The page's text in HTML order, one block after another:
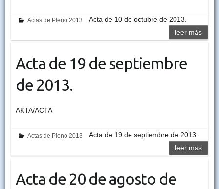
Actas de Pleno 2013
Acta de 10 de octubre de 2013.
leer más
Acta de 19 de septiembre
de 2013.
AKTA/ACTA
Actas de Pleno 2013
Acta de 19 de septiembre de 2013.
leer más
Acta de 20 de agosto de